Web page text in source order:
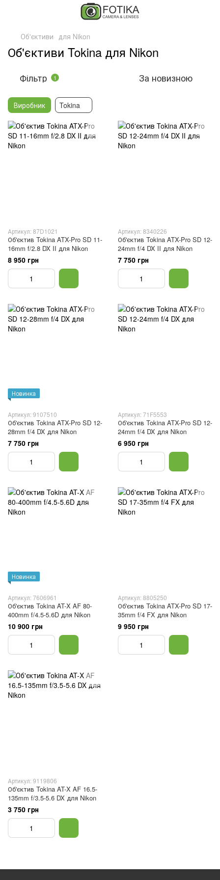
Об'єктиви для Nikon
Об'єктиви Tokina для Nikon
Фільтр 1 За новизною
Виробник Tokina
Артикул: 87D1021
Об'єктив Tokina ATX-Pro SD 11-
16mm f/2.8 DX II для Nikon
8 950 грн
Артикул: 8340226
Об'єктив Tokina ATX-Pro SD 12-
24mm f/4 DX II для Nikon
7 750 грн
Новинка
Артикул: 9107510
Об'єктив Tokina ATX-Pro SD 12-
28mm f/4 DX для Nikon
7 750 грн
Артикул: 71F5553
Об'єктив Tokina ATX-Pro SD 12-
24mm f/4 DX для Nikon
6 950 грн
Новинка
Артикул: 7606961
Об'єктив Tokina AT-X AF 80-
400mm f/4.5-5.6D для Nikon
10 900 грн
Артикул: 8805250
Об'єктив Tokina ATX-Pro SD 17-
35mm f/4 FX для Nikon
9 950 грн
Артикул: 9119806
Об'єктив Tokina AT-X AF 16.5-
135mm f/3.5-5.6 DX для Nikon
3 750 грн